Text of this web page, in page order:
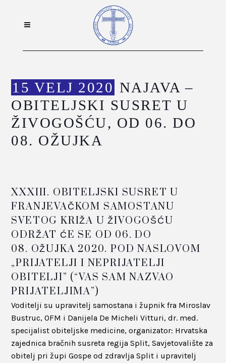
15 VELJ 2020 NAJAVA –
OBITELJSKI SUSRET U
ŽIVOGOŠĆU, OD 06. DO
08. OŽUJKA
XXXIII. OBITELJSKI SUSRET U
FRANJEVAČKOM SAMOSTANU
SVETOG KRIŽA U ŽIVOGOŠĆU
ODRŽAT ĆE SE OD 06. DO
08. OŽUJKA 2020. POD NASLOVOM
„PRIJATELJI I NEPRIJATELJI
OBITELJI” (“VAS SAM NAZVAO
PRIJATELJIMA”)
Voditelji su upravitelj samostana i župnik fra Miroslav
Bustruc, OFM i Danijela De Micheli Vitturi, dr. med.
specijalist obiteljske medicine, organizator: Hrvatska
zajednica bračnih susreta regija Split, Savjetovalište za
obitelj pri župi Gospe od zdravlja Split i upravitelj